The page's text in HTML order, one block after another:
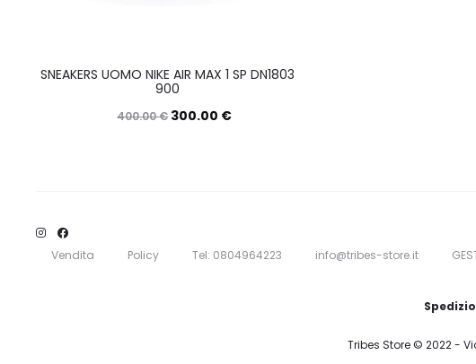
SNEAKERS UOMO NIKE AIR MAX 1 SP DN1803
900
400.00€ 300.00 €
varianti.
Vendita Policy Tel: 0804964223 info@tribes-store.it
Tribes Store © 2022 -